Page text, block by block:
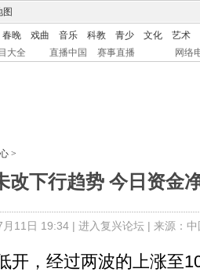
图
春晚 戏曲 音乐 科教 青少 文化
艺术
大全 直播中国 赛事直播 网络
>
改下行趋势 今日资金
11日 19:34 | 进入复兴论坛| 来源：
，经过两波的上涨至